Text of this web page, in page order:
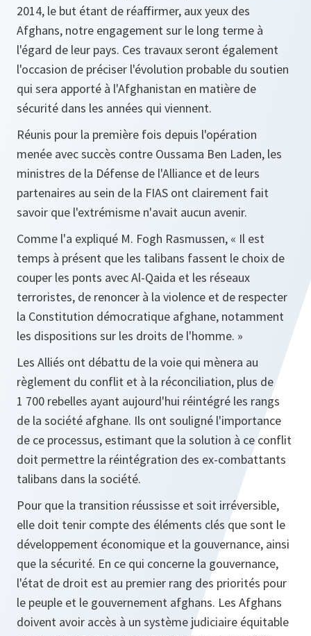
2014, le but étant de réaffirmer, aux yeux des
Afghans, notre engagement sur le long terme à
l'égard de leur pays. Ces travaux seront également
l'occasion de préciser l'évolution probable du soutien
qui sera apporté à l'Afghanistan en matière de
sécurité dans les années qui viennent.
Réunis pour la première fois depuis l'opération
menée avec succès contre Oussama Ben Laden, les
ministres de la Défense de l'Alliance et de leurs
partenaires au sein de la FIAS ont clairement fait
savoir que l'extrémisme n'avait aucun avenir.
Comme l'a expliqué M. Fogh Rasmussen, « Il est
temps à présent que les talibans fassent le choix de
couper les ponts avec Al-Qaida et les réseaux
terroristes, de renoncer à la violence et de respecter
la Constitution démocratique afghane, notamment
les dispositions sur les droits de l'homme. »
Les Alliés ont débattu de la voie qui mènera au
règlement du conflit et à la réconciliation, plus de
1 700 rebelles ayant aujourd'hui réintégré les rangs
de la société afghane. Ils ont souligné l'importance
de ce processus, estimant que la solution à ce conflit
doit permettre la réintégration des ex-combattants
talibans dans la société.
Pour que la transition réussisse et soit irréversible,
elle doit tenir compte des éléments clés que sont le
développement économique et la gouvernance, ainsi
que la sécurité. En ce qui concerne la gouvernance,
l'état de droit est au premier rang des priorités pour
le peuple et le gouvernement afghans. Les Afghans
doivent avoir accès à un système judiciaire équitable